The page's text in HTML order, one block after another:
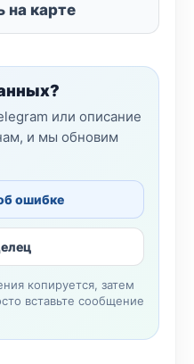
карте
или описание
и мы обновим
ошибке
копируется, затем
вставьте сообщение